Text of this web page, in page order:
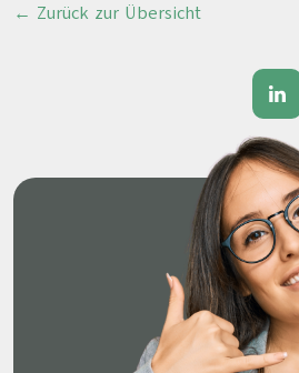
← Zurück zur Übersicht